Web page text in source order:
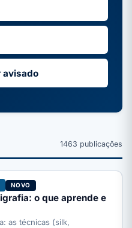
avisado
1463 publicações
NOVO
o que aprende e
as técnicas (silk,